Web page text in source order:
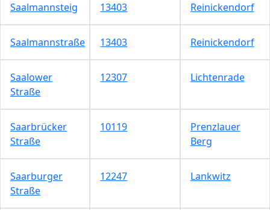
Saalmannsteig 13403 Reinickendorf
Saalmannstraße 13403 Reinickendorf
Saalower
Straße
12307 Lichtenrade
Saarbrücker
Straße
10119
Prenzlauer
Berg
Saarburger
Straße
12247 Lankwitz